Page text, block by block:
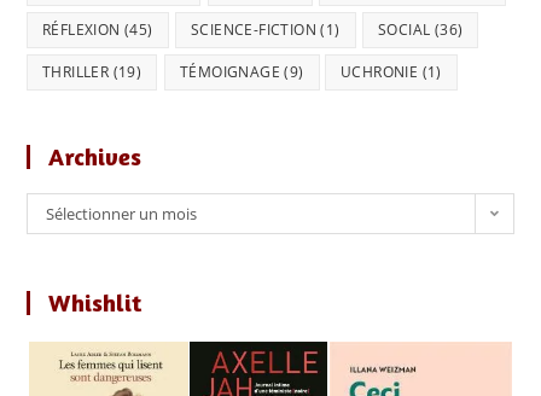
RÉFLEXION (45) SCIENCE-FICTION (1) SOCIAL (36)
THRILLER (19) TÉMOIGNAGE (9) UCHRONIE (1)
Archives
Archives
Sélectionner un mois
Whishlit